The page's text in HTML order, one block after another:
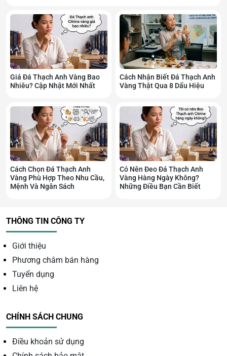
Không giống các sản phẩm sản xuất hàng loạt, mỗi cây
đều trải qua quá trình tạo hình thủ công.
Người thợ sẽ:
Uốn từng cành.
Sắp xếp từng lá đá.
Điều chỉnh bố cục tổng thể.
Nhờ đó, mỗi sản phẩm đều có nét đẹp riêng.
Giá Đá Thạch Anh Vàng Bao
Nhiêu? Cập Nhật Mới Nhất
Cách Nhận Biết Đá Thạch Anh
Vàng Thật Qua 8 Dấu Hiệu
Cách Chọn Đá Thạch Anh
Vàng Phù Hợp Theo Nhu Cầu,
Mệnh Và Ngân Sách
Có Nên Đeo Đá Thạch Anh
Vàng Hàng Ngày Không?
Những Điều Bạn Cần Biết
THÔNG TIN CÔNG TY
Giới thiệu
Phương châm bán hàng
Tuyển dụng
Liên hệ
CHÍNH SÁCH CHUNG
Điều khoản sử dụng